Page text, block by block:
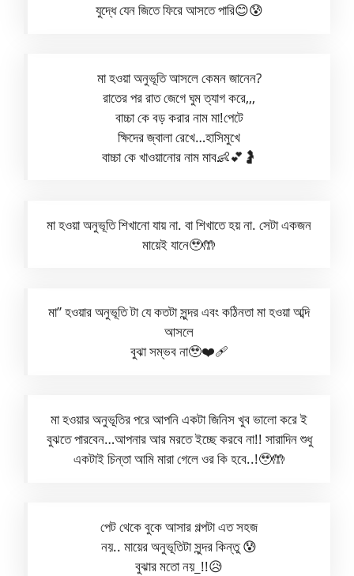
যুদ্ধে যেন জিতে ফিরে আসতে পারি😊😰
মা হওয়া অনুভূতি আসলে কেমন জানেন?
রাতের পর রাত জেগে ঘুম ত্যাগ করে,,,
বাচ্চা কে বড় করার নাম মা!পেটে
ক্ষিদের জ্বালা রেখে…হাসিমুখে
বাচ্চা কে খাওয়ানোর নাম মাব👶💕🤰
মা হওয়া অনুভূতি শিখানো যায় না. বা শিখাতে হয় না. সেটা একজন
মায়েই যানে🥹🤲
মা” হওয়ার অনুভূতি টা যে কতটা সুন্দর এবং কঠিনতা মা হওয়া অব্দি
আসলে
বুঝা সম্ভব না🥹❤️‍🩹
মা হওয়ার অনুভূতির পরে আপনি একটা জিনিস খুব ভালো করে ই
বুঝতে পারবেন…আপনার আর মরতে ইচ্ছে করবে না!! সারাদিন শুধু
একটাই চিন্তা আমি মারা গেলে ওর কি হবে..!🥹🤲
পেট থেকে বুকে আসার গল্পটা এত সহজ
নয়.. মায়ের অনুভূতিটা সুন্দর কিন্তু 😰
বুঝার মতো নয়_!!😥